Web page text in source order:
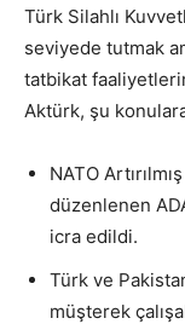
Türk Silahlı
seviyede tutmak
tatbikat
Aktürk, şu
NATO
düzenlenen
icra edildi.
Türk ve
müşterek